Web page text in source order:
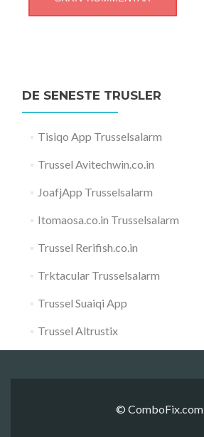
DE SENESTE TRUSLER
Tisiqo App Trusselsalarm
Trussel Avitechwin.co.in
JoafjApp Trusselsalarm
Itomaosa.co.in Trusselsalarm
Trussel Rerifish.co.in
Trktacular Trusselsalarm
Trussel Suaiqi App
Trussel Altrustix
© ComboFix.com